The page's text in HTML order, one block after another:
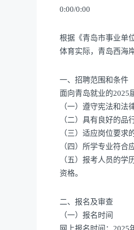
0:00/0:00
根据《青岛市事业单
体育实际，青岛西海
一、招聘范围和条件
面向青岛就业的2025
（一）遵守宪法和法律
（二）具有良好的品行
（三）适应岗位要求
（四）所学专业符合
（五）报考人员的
资格。
二、报名及审查
（一）报名时间